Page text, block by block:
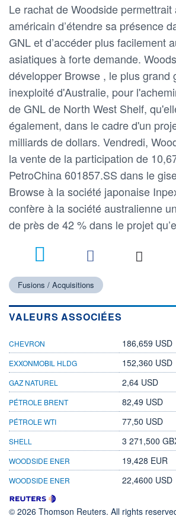
Le rachat de Woodside permettrait
américain d’étendre sa présence
GNL et d’accéder plus facilement
asiatiques à forte demande.
développer Browse , le plus grand
inexploité d'Australie, pour
de GNL de North West Shelf,
également, dans le cadre d'un
milliards de dollars. Vendredi,
la vente de la participation de
PetroChina 601857.SS dans le
Browse à la société japonaise
confère à la société australienne
de près de 42 % dans le projet
Fusions / Acquisitions
VALEURS ASSOCIÉES
CHEVRON 186,659 USD
EXXONMOBIL HLDG 152,360 USD
GAZ NATUREL 2,64 USD
PÉTROLE BRENT 82,49 USD
PÉTROLE WTI 77,50 USD
SHELL 3 271,500
WOODSIDE ENER 19,428 EUR
WOODSIDE ENER 22,4600 USD
© 2026 Thomson Reuters. All rights